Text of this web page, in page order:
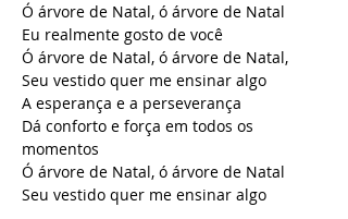
Ó árvore de Natal, ó árvore de Natal
Eu realmente gosto de você
Ó árvore de Natal, ó árvore de Natal,
Seu vestido quer me ensinar algo
A esperança e a perseverança
Dá conforto e força em todos os
momentos
Ó árvore de Natal, ó árvore de Natal
Seu vestido quer me ensinar algo